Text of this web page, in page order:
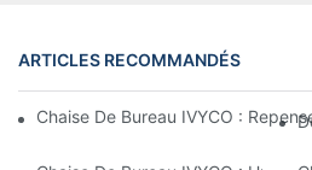
ARTICLES RECOMMANDÉS
Chaise De Bureau IVYCO :